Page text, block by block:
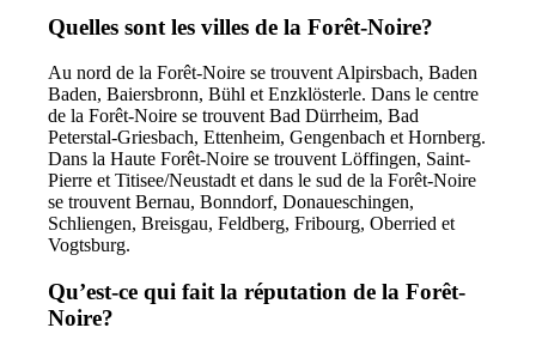
Quelles sont les villes de la Forêt-Noire?
Au nord de la Forêt-Noire se trouvent Alpirsbach, Baden
Baden, Baiersbronn, Bühl et Enzklösterle. Dans le centre
de la Forêt-Noire se trouvent Bad Dürrheim, Bad
Peterstal-Griesbach, Ettenheim, Gengenbach et Hornberg.
Dans la Haute Forêt-Noire se trouvent Löffingen, Saint-
Pierre et Titisee/Neustadt et dans le sud de la Forêt-Noire
se trouvent Bernau, Bonndorf, Donaueschingen,
Schliengen, Breisgau, Feldberg, Fribourg, Oberried et
Vogtsburg.
Qu’est-ce qui fait la réputation de la Forêt-
Noire?